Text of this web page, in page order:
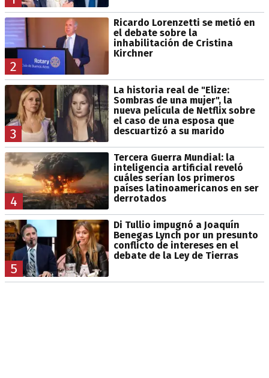
2
Ricardo Lorenzetti se metió en
el debate sobre la
inhabilitación de Cristina
Kirchner
3
La historia real de "Elize:
Sombras de una mujer", la
nueva película de Netflix sobre
el caso de una esposa que
descuartizó a su marido
4
Tercera Guerra Mundial: la
inteligencia artificial reveló
cuáles serían los primeros
países latinoamericanos en ser
derrotados
5
Di Tullio impugnó a Joaquín
Benegas Lynch por un presunto
conflicto de intereses en el
debate de la Ley de Tierras